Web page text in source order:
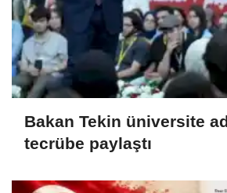
Bakan Tekin üniversite
tecrübe paylaştı